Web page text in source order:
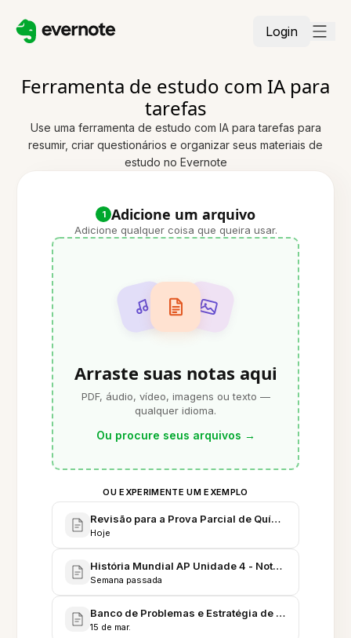
Login
Ferramenta de estudo com IA para
tarefas
Use uma ferramenta de estudo com IA para tarefas para
resumir, criar questionários e organizar seus materiais de
estudo no Evernote
1 Adicione um arquivo
Adicione qualquer coisa que queira usar.
Arraste suas notas aqui
PDF, áudio, vídeo, imagens ou texto —
qualquer idioma.
Ou procure seus arquivos →
OU EXPERIMENTE UM EXEMPLO
Revisão para a Prova Parcial de Química Orgânica
Hoje
História Mundial AP Unidade 4 - Notas
Semana passada
Banco de Problemas e Estratégia de Estudo de
15 de mar.